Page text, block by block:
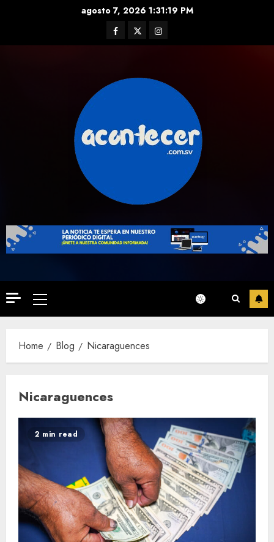
agosto 7, 2026 1:31:20 PM
Facebook
TwitterInstagram
Primary
Menu
Home Blog Nicaraguences
Nicaraguences
2 min read